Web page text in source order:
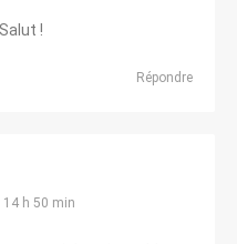
!
Répondre
14 h 50 min